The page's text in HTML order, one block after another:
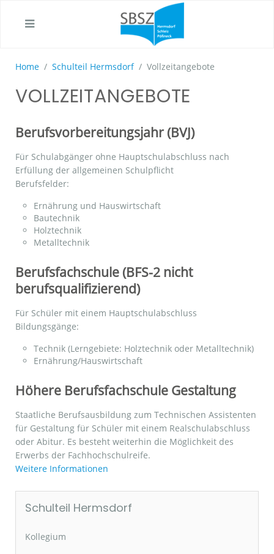
Home Schulteil Hermsdorf Vollzeitangebote
VOLLZEITANGEBOTE
Berufsvorbereitungsjahr (BVJ)
Für Schulabgänger ohne Hauptschulabschluss nach
Erfüllung der allgemeinen Schulpflicht
Berufsfelder:
Ernährung und Hauswirtschaft
Bautechnik
Holztechnik
Metalltechnik
Berufsfachschule (BFS-2 nicht
berufsqualifizierend)
Für Schüler mit einem Hauptschulabschluss
Bildungsgänge:
Technik (Lerngebiete: Holztechnik oder Metalltechnik)
Ernährung/Hauswirtschaft
Höhere Berufsfachschule Gestaltung
Staatliche Berufsausbildung zum Technischen Assistenten
für Gestaltung für Schüler mit einem Realschulabschluss
oder Abitur. Es besteht weiterhin die Möglichkeit des
Erwerbs der Fachhochschulreife.
Weitere Informationen
Schulteil Hermsdorf
Kollegium